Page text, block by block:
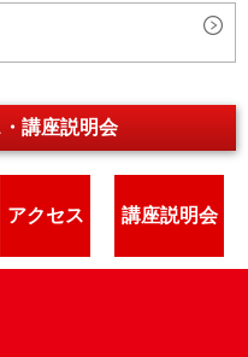
講座説明会
アクセス 講座説明会